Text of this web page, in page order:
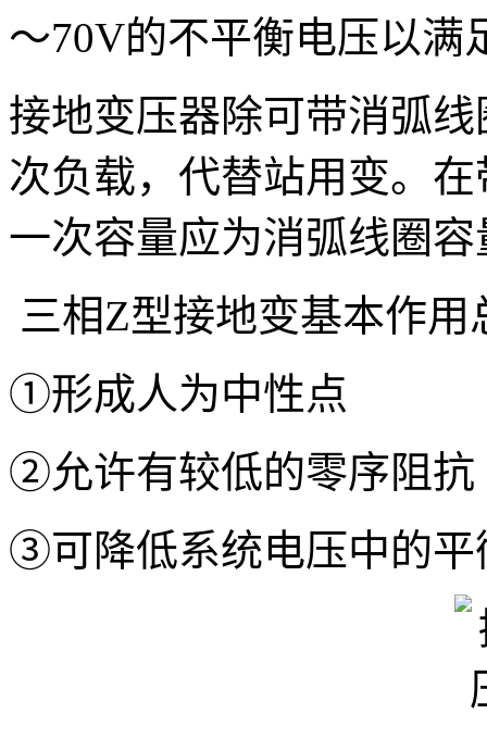
～70V的不平衡电压以满
接地变压器除可带消弧
次负载，代替站用变。
一次容量应为消弧线圈
三相Z型接地变基本作用
①形成人为中性点
②允许有较低的零序阻抗
③可降低系统电压中的平